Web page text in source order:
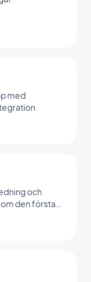
med
och
den första